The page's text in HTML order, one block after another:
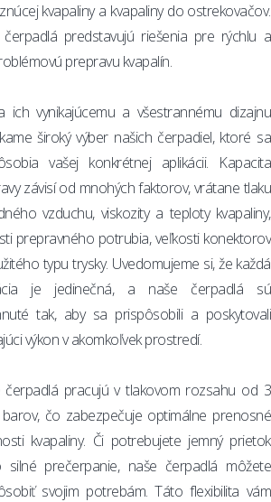
kvapaliny a kvapaliny do ostrekovačov.
predstavujú riešenia pre rýchlu a
prepravu kvapalín.
ich vynikajúcemu a všestrannému dizajnu
široký výber našich čerpadiel, ktoré sa
vašej konkrétnej aplikácii. Kapacita
závisí od mnohých faktorov, vrátane tlaku
vzduchu, viskozity a teploty kvapaliny,
prepravného potrubia, veľkosti konektorov
typu trysky. Uvedomujeme si, že každá
je jedinečná, a naše čerpadlá sú
tak, aby sa prispôsobili a poskytovali
výkon v akomkoľvek prostredí.
čerpadlá pracujú v tlakovom rozsahu od 3
čo zabezpečuje optimálne prenosné
kvapaliny. Či potrebujete jemný prietok
silné prečerpanie, naše čerpadlá môžete
svojim potrebám. Táto flexibilita vám